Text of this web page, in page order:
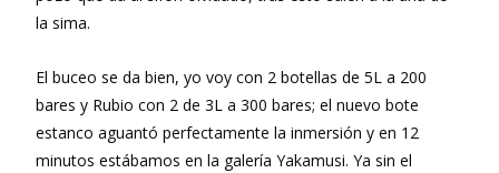
la sima.
El buceo se da bien, yo voy con 2 botellas de 5L a 200
bares y Rubio con 2 de 3L a 300 bares; el nuevo bote
estanco aguantó perfectamente la inmersión y en 12
minutos estábamos en la galería Yakamusi. Ya sin el